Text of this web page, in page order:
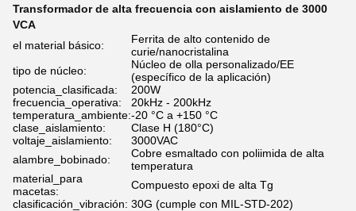
Transformador de alta frecuencia con aislamiento de 3000
VCA
el material básico:
Ferrita de alto contenido de
curie/nanocristalina
tipo de núcleo:
Núcleo de olla personalizado/EE
(específico de la aplicación)
potencia_clasificada:
200W
frecuencia_operativa:
20kHz - 200kHz
temperatura_ambiente:-20 °C a +150 °C
clase_aislamiento:
Clase H (180°C)
voltaje_aislamiento:
3000VAC
alambre_bobinado:
Cobre esmaltado con poliimida de alta
temperatura
material_para
macetas:
Compuesto epoxi de alta Tg
clasificación_vibración: 30G (cumple con MIL-STD-202)